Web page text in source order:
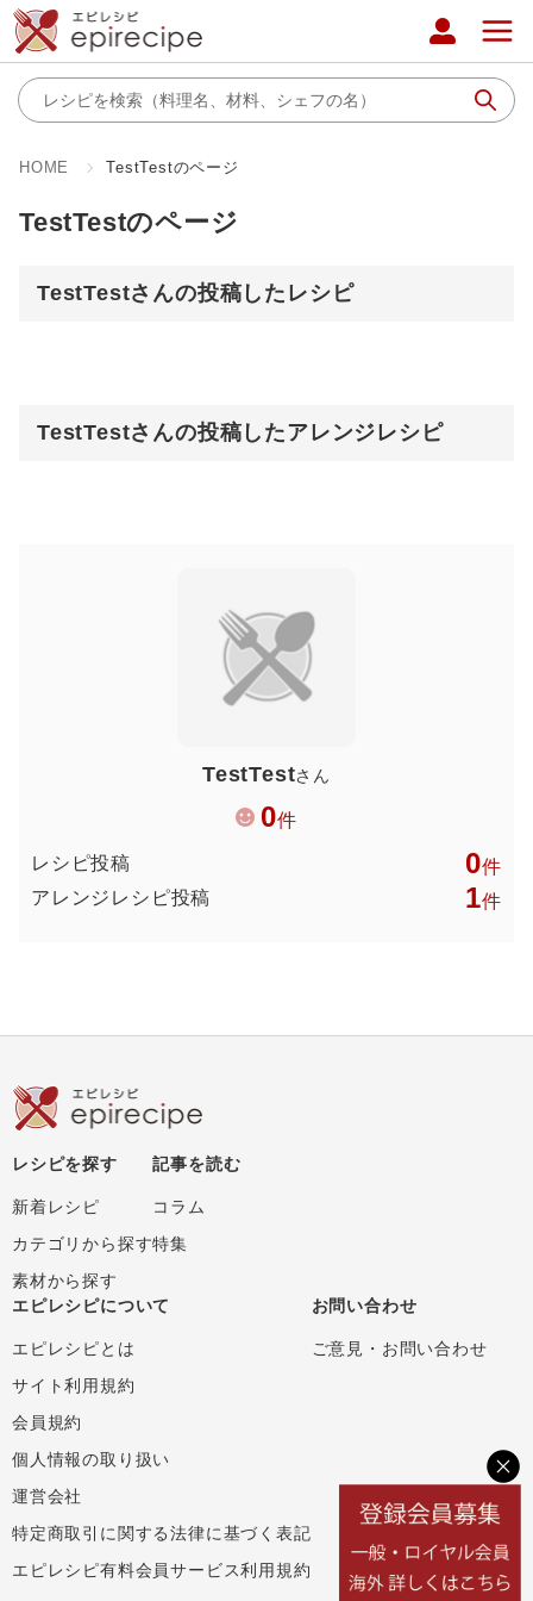
HOME TestTestのページ
TestTestのページ
TestTestさん
0件
レシピ投稿 0件
アレンジレシピ投稿
1件
TestTestさんの投稿したレシピ
TestTestさんの投稿したアレンジレシピ
レシピを探す
新着レシピ
カテゴリから探す
素材から探す
記事を読む
コラム
特集
エピレシピについて
エピレシピとは
サイト利用規約
会員規約
個人情報の取り扱い
運営会社
特定商取引に関する法律に基づく表記
エピレシピ有料会員サービス利用規約
お問い合わせ
ご意見・お問い合わせ